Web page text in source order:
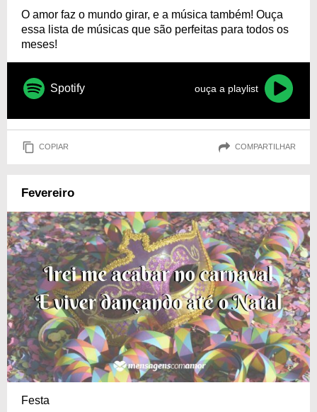
O amor faz o mundo girar, e a música também! Ouça
essa lista de músicas que são perfeitas para todos os
meses!
Spotify ouça a playlist
COPIAR COMPARTILHAR
Fevereiro
Festa